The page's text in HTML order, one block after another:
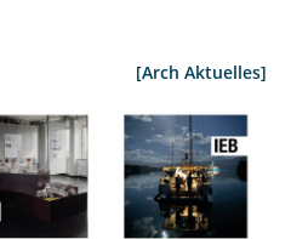
[Arch Aktuelles]